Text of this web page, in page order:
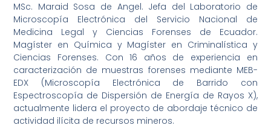
MSc. Maraid Sosa de Angel. Jefa del Laboratorio de
Microscopía Electrónica del Servicio Nacional de
Medicina Legal y Ciencias Forenses de Ecuador.
Magíster en Química y Magíster en Criminalística y
Ciencias Forenses. Con 16 años de experiencia en
caracterización de muestras forenses mediante MEB-
EDX (Microscopía Electrónica de Barrido con
Espectroscopía de Dispersión de Energía de Rayos X),
actualmente lidera el proyecto de abordaje técnico de
actividad ilícita de recursos mineros.